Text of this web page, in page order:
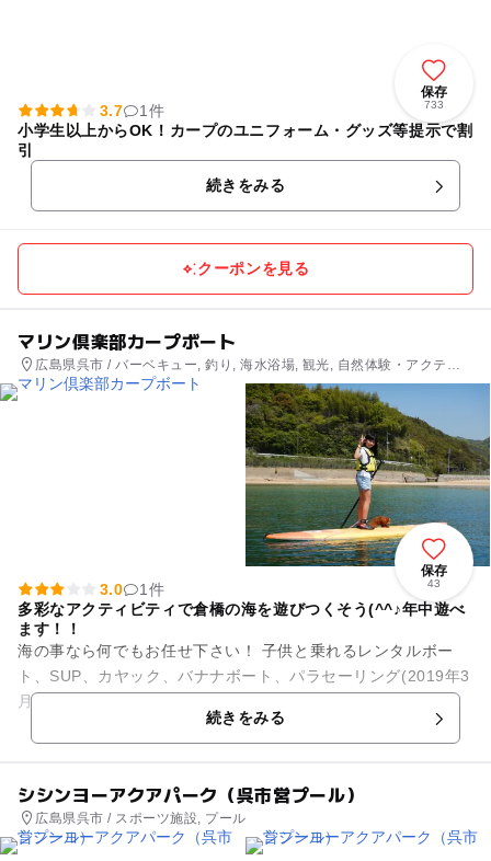
保存
733
3.7
1件
小学生以上からOK！カープのユニフォーム・グッズ等提示で割
引
続きをみる
クーポンを見る
マリン倶楽部カープボート
広島県呉市 / バーベキュー, 釣り, 海水浴場, 観光, 自然体験・アクティ
ビティ
保存
43
3.0
1件
多彩なアクティビティで倉橋の海を遊びつくそう(^^♪年中遊べ
ます！！
海の事なら何でもお任せ下さい！ 子供と乗れるレンタルボー
ト、SUP、カヤック、バナナボート、パラセーリング(2019年3
月準備中）etc... 遠浅のビーチで磯遊びやビーチ遊びも楽しめ
続きをみる
シシンヨーアクアパーク（呉市営プール）
広島県呉市 / スポーツ施設, プール